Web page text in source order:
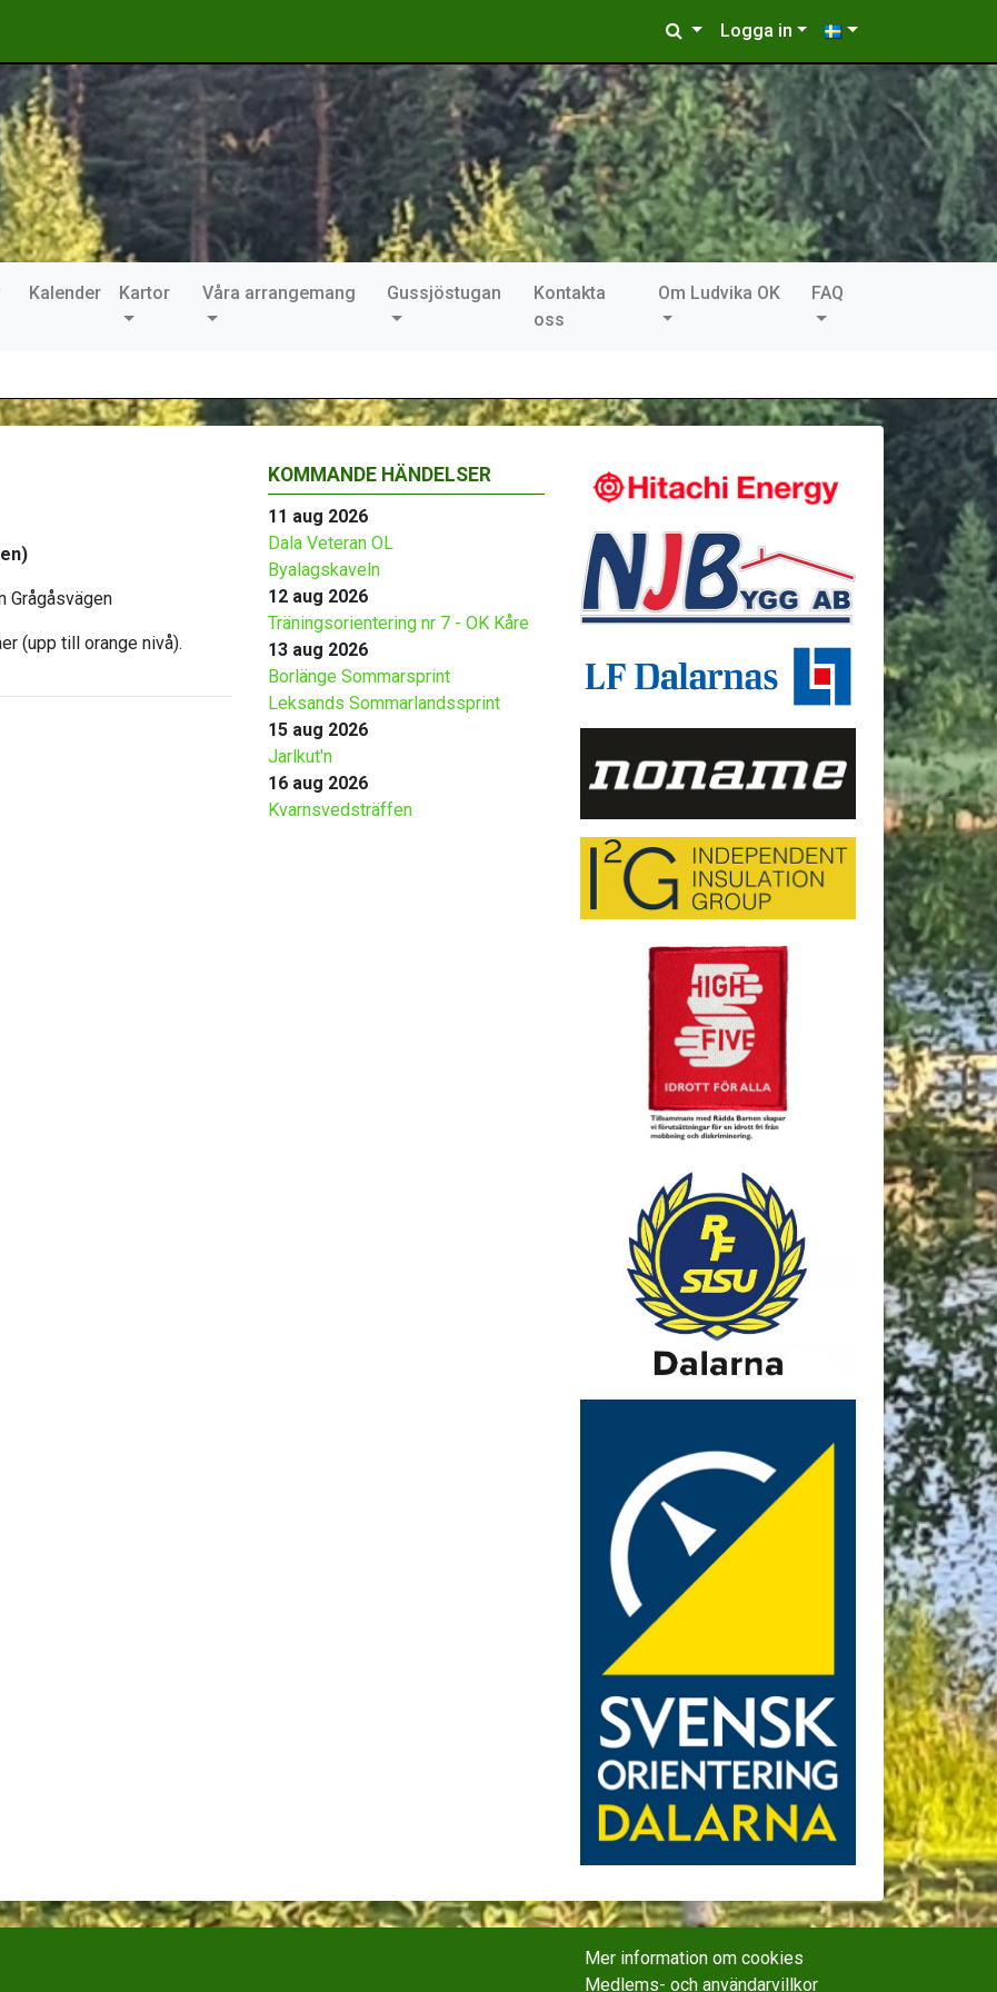
Logga in
Kalender Kartor Våra arrangemang Gussjöstugan
Kontakta
oss
Om Ludvika OK FAQ
KOMMANDE HÄNDELSER
11 aug 2026
Dala Veteran OL
Byalagskaveln
12 aug 2026
Träningsorientering nr 7 - OK Kåre
13 aug 2026
Borlänge Sommarsprint
Leksands Sommarlandssprint
15 aug 2026
Jarlkut'n
16 aug 2026
Kvarnsvedsträffen
Grågåsvägen
(upp till orange nivå).
Mer information om cookies
Medlems- och användarvillkor